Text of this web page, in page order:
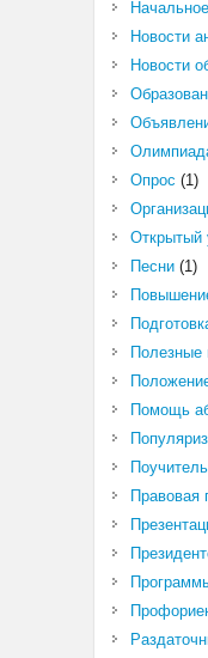
Новости
Новости
Опрос (1)
Открытый
Песни(1)
Полезные
Помощь
Правовая